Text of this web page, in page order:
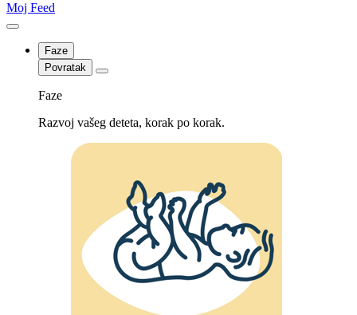
Moj Feed
Faze
Povratak
Faze
Razvoj vašeg deteta, korak po korak.